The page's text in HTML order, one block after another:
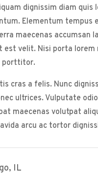
dignissim diam quis
Elementum tempus
maecenas accumsan
est velit. Nisi porta lorem
porttitor.
cras a felis. Nunc
ultrices. Vulputate
maecenas volutpat
arcu ac tortor
IL